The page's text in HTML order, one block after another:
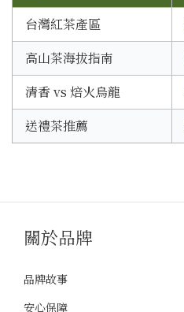
台灣紅茶產區
高山茶海拔指南
清香 vs 焙火烏龍
送禮茶推薦
關於品牌
品牌故事
安心保障